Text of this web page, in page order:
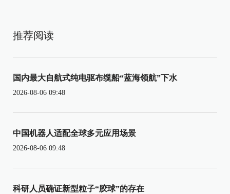
推荐阅读
国内最大自航式纯电驱布缆船“蓝海领航”下水
2026-08-06 09:48
中国机器人适配全球多元应用场景
2026-08-06 09:48
科研人员确证新型粒子“胶球”的存在